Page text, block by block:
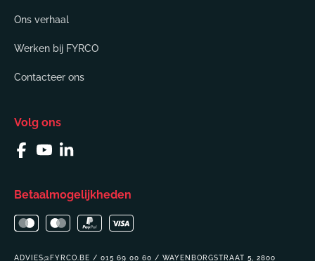
Ons verhaal
Werken bij FYRCO
Contacteer ons
Volg ons
Facebook
YouTubeLinkedin
Betaalmogelijkheden
ADVIES@FYRCO.BE / 015 69 00 60 / WAYENBORGSTRAAT 5, 2800